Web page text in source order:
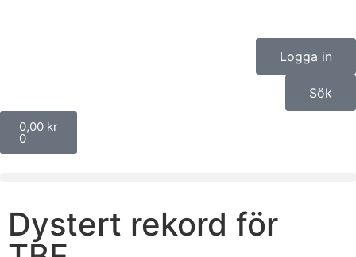
Logga in
Sök
0,00 kr
0
Dystert rekord för